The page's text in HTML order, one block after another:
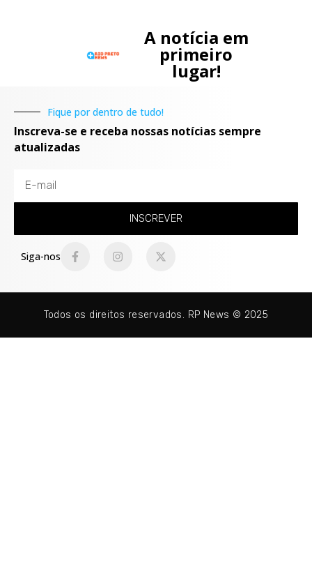
A notícia em
primeiro
lugar!
Fique por dentro de tudo!
Inscreva-se e receba nossas notícias sempre
atualizadas
INSCREVER
Siga-nos
Todos os direitos reservados. RP News © 2025